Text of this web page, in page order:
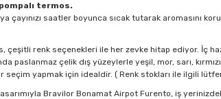
termos.
çayınızı saatler boyunca sıcak tutarak aromasını
çeşitli renk seçenekleri ile her zevke hitap ediyor. İç
paslanmaz çelik dış yüzeylerle yeşil, mor, sarı,
seçim yapmak için idealdir. ( Renk stokları ile ilgili
tasarımıyla Bravilor Bonamat Airpot Furento, iş